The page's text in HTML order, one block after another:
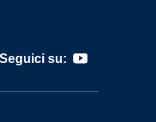
Seguici su: